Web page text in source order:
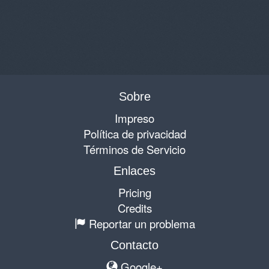
Sobre
Impreso
Política de privacidad
Términos de Servicio
Enlaces
Pricing
Credits
Reportar un problema
Contacto